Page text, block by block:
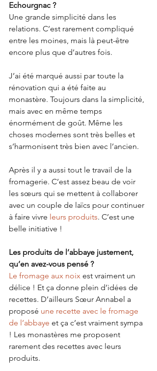
Echourgnac ?
Une grande simplicité dans les
relations. C’est rarement compliqué
entre les moines, mais là peut-être
encore plus que d’autres fois.
J’ai été marqué aussi par toute la
rénovation qui a été faite au
monastère. Toujours dans la simplicité,
mais avec en même temps
énormément de goût. Même les
choses modernes sont très belles et
s’harmonisent très bien avec l’ancien.
Après il y a aussi tout le travail de la
fromagerie. C’est assez beau de voir
les sœurs qui se mettent à collaborer
avec un couple de laïcs pour continuer
à faire vivre leurs produits. C’est une
belle initiative !
Les produits de l’abbaye justement,
qu’en avez-vous pensé ?
Le fromage aux noix est vraiment un
délice ! Et ça donne plein d’idées de
recettes. D’ailleurs Sœur Annabel a
proposé une recette avec le fromage
de l’abbaye et ça c’est vraiment sympa
! Les monastères me proposent
rarement des recettes avec leurs
produits.